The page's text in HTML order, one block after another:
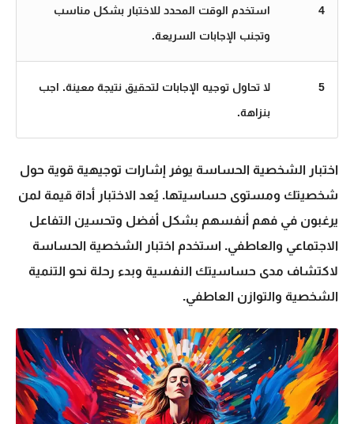
4
استخدم الوقت المحدد للاختبار بشكل مناسب
وتجنب الإجابات السريعة.
5
لا تحاول توجيه الإجابات لتحقيق نتيجة معينة. اجب
بنزاهة.
اختبار الشخصية الحساسة يوفر إشارات توجيهية قوية حول
شخصيتك ومستوى حساسيتها. يُعد الاختبار أداة قيمة لمن
يرغبون في فهم أنفسهم بشكل أفضل وتحسين التفاعل
الاجتماعي والعاطفي. استخدم اختبار الشخصية الحساسة
لاكتشاف مدى حساسيتك النفسية وبدء رحلة نحو التنمية
الشخصية والتوازن العاطفي.